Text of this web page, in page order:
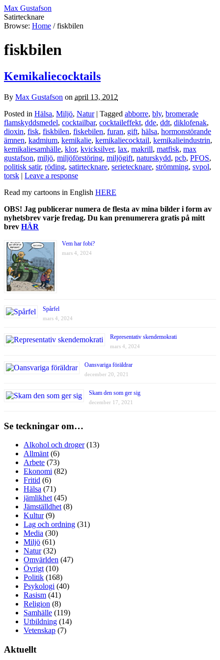
Max Gustafson
Satirtecknare
Browse: Home / fiskbilen
fiskbilen
Kemikaliecocktails
By Max Gustafson on april 13, 2012
Posted in Hälsa, Miljö, Natur | Tagged abborre, bly, bromerade
flamskyddsmedel, cocktailbar, cocktaileffekt, dde, ddt, diklofenak,
dioxin, fisk, fiskbilen, fiskebilen, furan, gift, hälsa, hormonstörande
ämnen, kadmium, kemikalie, kemikaliecocktail, kemikalieindustrin,
kemikaliesamhälle, klor, kvicksilver, lax, makrill, matfisk, max
gustafson, miljö, miljöförstöring, miljögift, naturskydd, pcb, PFOS,
politisk satir, röding, satirtecknare, serietecknare, strömming, svpol,
torsk | Leave a response
Read my cartoons in English HERE
OBS! Jag publicerar numera de flesta av mina bilder i form av
nyhetsbrev varje fredag. Du kan prenumerera gratis på mitt
brev HÄR
Vem har fobi?
mars 4, 2024
Spårfel
mars 4, 2024
Representativ skendemokrati
mars 4, 2024
Oansvariga föräldrar
december 20, 2021
Skam den som ger sig
december 17, 2021
Se teckningar om…
Alkohol och droger(13)
Allmänt (6)
Arbete (73)
Ekonomi (82)
Fritid (6)
Hälsa (71)
jämlikhet (45)
Jämställdhet (8)
Kultur(9)
Lag och ordning (31)
Media (30)
Miljö (61)
Natur(32)
Omvärlden (47)
Övrigt (10)
Politik (168)
Psykologi (40)
Rasism (41)
Religion (8)
Samhälle (119)
Utbildning (14)
Vetenskap (7)
Aktuellt